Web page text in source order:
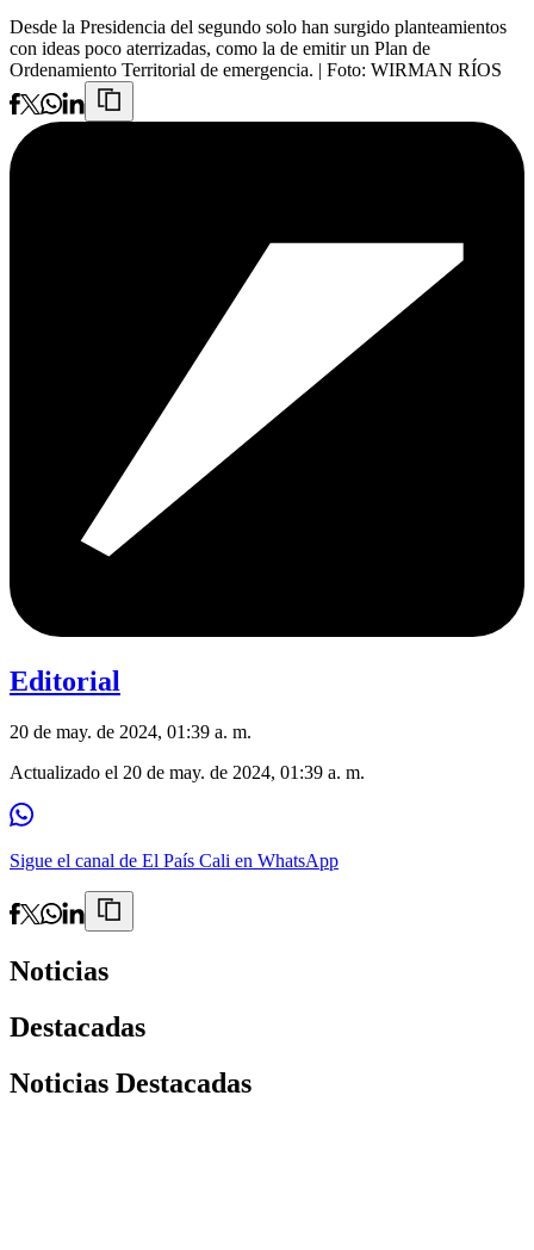
Desde la Presidencia del segundo solo han surgido planteamientos
con ideas poco aterrizadas, como la de emitir un Plan de
Ordenamiento Territorial de emergencia. | Foto: WIRMAN RÍOS
Editorial
20 de may. de 2024, 01:39 a. m.
Actualizado el 20 de may. de 2024, 01:39 a. m.
Sigue el canal de El País Cali en WhatsApp
Noticias
Destacadas
Noticias Destacadas